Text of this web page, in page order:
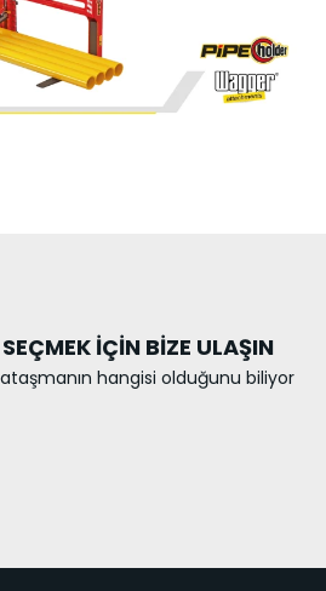
İÇİN BİZE ULAŞIN
hangisi olduğunu biliyor